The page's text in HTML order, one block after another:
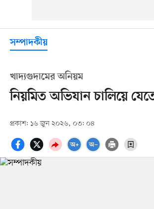
সম্পাদকীয়
খাদ্যগুদামের অনিয়ম
নিয়মিত অভিযান চালিয়ে
প্রকাশ: ১৬ জুন ২০২৬, ০৩: ০৪